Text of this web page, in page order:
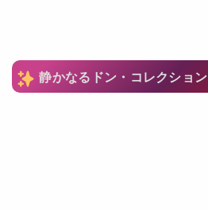
静かなるドン・コレクション